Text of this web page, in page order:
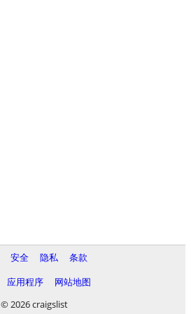
安全 隐私
条款
应用程序
网站地图
© 2026 craigslist